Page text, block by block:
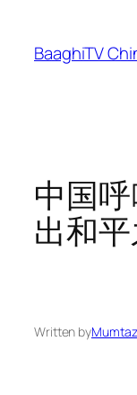
content
BaaghiTV
中国
出和
Written byMumtaz